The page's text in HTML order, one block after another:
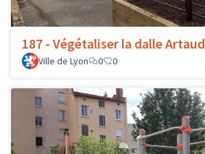
187 - Végétaliser la dalle Artaud
Ville de Lyon
0 0